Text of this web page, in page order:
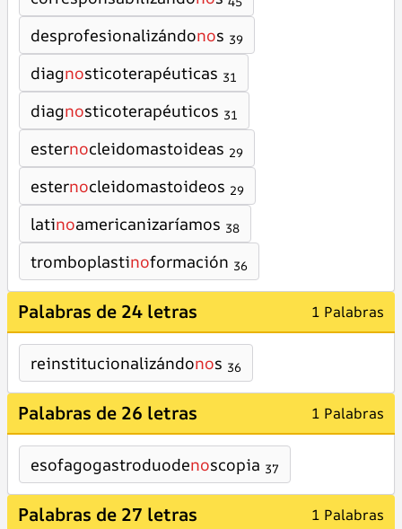
desprofesionalizándonos 39
diagnosticoterapéuticas 31
diagnosticoterapéuticos 31
esternocleidomastoideas 29
esternocleidomastoideos 29
latinoamericanizaríamos 38
tromboplastinoformación 36
Palabras de 24 letras 1 Palabras
reinstitucionalizándonos 36
Palabras de 26 letras 1 Palabras
esofagogastroduodenoscopia 37
Palabras de 27 letras 1 Palabras